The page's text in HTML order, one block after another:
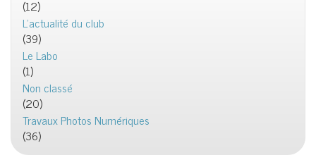
(12)
L'actualité du club
(39)
Le Labo
(1)
Non classé
(20)
Travaux Photos Numériques
(36)